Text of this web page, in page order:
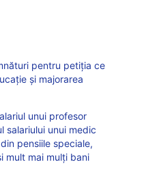
pentru petiția ce
și majorarea
unui profesor
salariului unui medic
pensiile speciale,
mult mai mulți bani